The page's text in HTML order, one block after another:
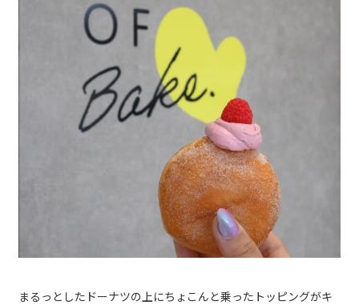
まるっとしたドーナツの上にちょこんと乗ったトッピングがキ